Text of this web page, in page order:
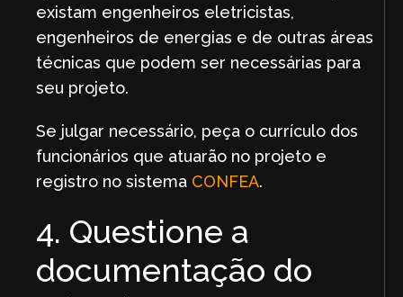
existam engenheiros eletricistas,
engenheiros de energias e de outras áreas
técnicas que podem ser necessárias para
seu projeto.
Se julgar necessário, peça o currículo dos
funcionários que atuarão no projeto e
registro no sistema CONFEA.
4. Questione a
documentação do